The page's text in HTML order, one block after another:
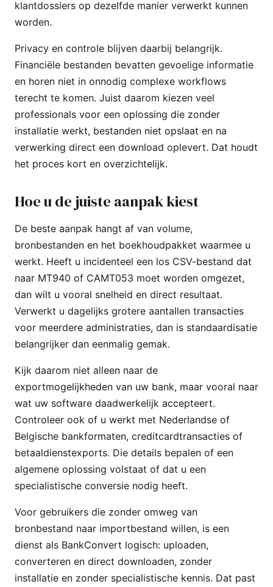
klantdossiers op dezelfde manier verwerkt kunnen
worden.
Privacy en controle blijven daarbij belangrijk.
Financiële bestanden bevatten gevoelige informatie
en horen niet in onnodig complexe workflows
terecht te komen. Juist daarom kiezen veel
professionals voor een oplossing die zonder
installatie werkt, bestanden niet opslaat en na
verwerking direct een download oplevert. Dat houdt
het proces kort en overzichtelijk.
Hoe u de juiste aanpak kiest
De beste aanpak hangt af van volume,
bronbestanden en het boekhoudpakket waarmee u
werkt. Heeft u incidenteel een los CSV-bestand dat
naar MT940 of CAMT053 moet worden omgezet,
dan wilt u vooral snelheid en direct resultaat.
Verwerkt u dagelijks grotere aantallen transacties
voor meerdere administraties, dan is standaardisatie
belangrijker dan eenmalig gemak.
Kijk daarom niet alleen naar de
exportmogelijkheden van uw bank, maar vooral naar
wat uw software daadwerkelijk accepteert.
Controleer ook of u werkt met Nederlandse of
Belgische bankformaten, creditcardtransacties of
betaaldienstexports. Die details bepalen of een
algemene oplossing volstaat of dat u een
specialistische conversie nodig heeft.
Voor gebruikers die zonder omweg van
bronbestand naar importbestand willen, is een
dienst als BankConvert logisch: uploaden,
converteren en direct downloaden, zonder
installatie en zonder specialistische kennis. Dat past